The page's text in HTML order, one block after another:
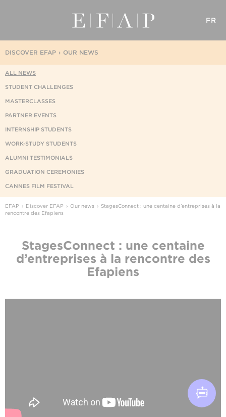
FR
OUR NEWS
DISCOVER EFAP
ALL NEWS
STUDENT CHALLENGES
MASTERCLASSES
PARTNER EVENTS
INTERNSHIP STUDENTS
WORK-STUDY STUDENTS
ALUMNI TESTIMONIALS
GRADUATION CEREMONIES
CANNES FILM FESTIVAL
EFAP Discover EFAP Our news
StagesConnect : une centaine d’entreprises à la
rencontre des Efapiens
StagesConnect : une centaine
d’entreprises à la rencontre des
Efapiens